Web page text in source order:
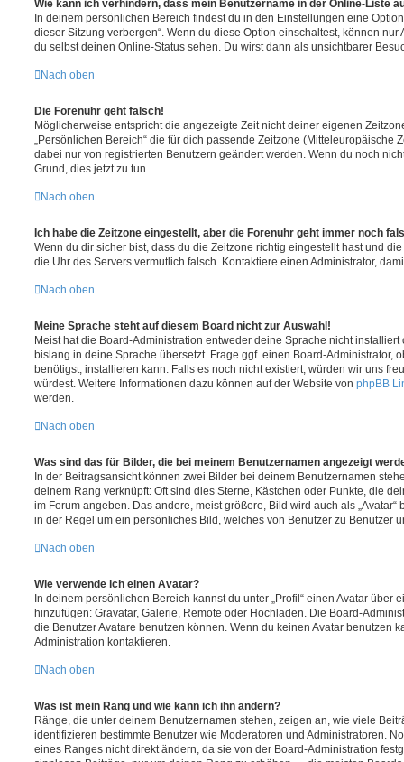
Wie kann ich verhindern, dass mein Benutzername in der Online-Liste
In deinem persönlichen Bereich findest du in den Einstellungen eine
dieser Sitzung verbergen“. Wenn du diese Option einschaltest, können
du selbst deinen Online-Status sehen. Du wirst dann als unsichtbarer
Nach oben
Die Forenuhr geht falsch!
Möglicherweise entspricht die angezeigte Zeit nicht deiner eigenen
„Persönlichen Bereich“ die für dich passende Zeitzone (Mitteleuropäische
dabei nur von registrierten Benutzern geändert werden. Wenn du noch
Grund, dies jetzt zu tun.
Nach oben
Ich habe die Zeitzone eingestellt, aber die Forenuhr geht immer noch
Wenn du dir sicher bist, dass du die Zeitzone richtig eingestellt hast und
die Uhr des Servers vermutlich falsch. Kontaktiere einen Administrator,
Nach oben
Meine Sprache steht auf diesem Board nicht zur Auswahl!
Meist hat die Board-Administration entweder deine Sprache nicht
bislang in deine Sprache übersetzt. Frage ggf. einen Board-Administrator,
benötigst, installieren kann. Falls es noch nicht existiert, würden wir uns
würdest. Weitere Informationen dazu können auf der Website von phpBB
werden.
Nach oben
Was sind das für Bilder, die bei meinem Benutzernamen angezeigt
In der Beitragsansicht können zwei Bilder bei deinem Benutzernamen
deinem Rang verknüpft: Oft sind dies Sterne, Kästchen oder Punkte, die
im Forum angeben. Das andere, meist größere, Bild wird auch als
in der Regel um ein persönliches Bild, welches von Benutzer zu Benutzer
Nach oben
Wie verwende ich einen Avatar?
In deinem persönlichen Bereich kannst du unter „Profil“ einen Avatar über
hinzufügen: Gravatar, Galerie, Remote oder Hochladen. Die Board-
die Benutzer Avatare benutzen können. Wenn du keinen Avatar benutzen
Administration kontaktieren.
Nach oben
Was ist mein Rang und wie kann ich ihn ändern?
Ränge, die unter deinem Benutzernamen stehen, zeigen an, wie viele
identifizieren bestimmte Benutzer wie Moderatoren und Administratoren.
eines Ranges nicht direkt ändern, da sie von der Board-Administration